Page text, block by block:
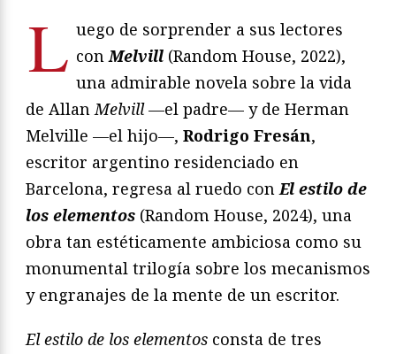
L uego de sorprender a sus lectores
conMelvill (Random House, 2022),
una admirable novela sobre la vida
de AllanMelvill—el padre— y de Herman
Melville —el hijo—, Rodrigo Fresán,
escritor argentino residenciado en
Barcelona, regresa al ruedo conEl estilo de
los elementos (Random House, 2024), una
obra tan estéticamente ambiciosa como su
monumental trilogía sobre los mecanismos
y engranajes de la mente de un escritor.
El estilo de los elementos consta de tres